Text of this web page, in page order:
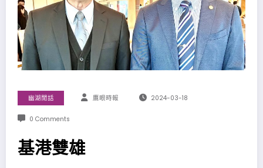
幽湖閒話 鷹眼時報 2024-03-18
0 Comments
基港雙雄